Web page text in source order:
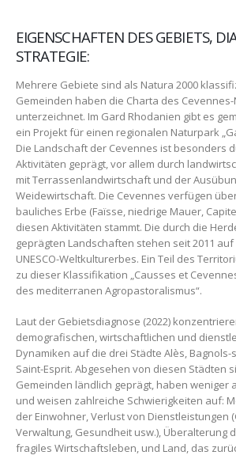
EIGENSCHAFTEN DES GEBIETS,
STRATEGIE:
Mehrere Gebiete sind als Natura 2000
Gemeinden haben die Charta des
unterzeichnet. Im Gard Rhodanien gibt es
ein Projekt für einen regionalen Naturpark
Die Landschaft der Cevennes ist besonders
Aktivitäten geprägt, vor allem durch
mit Terrassenlandwirtschaft und der
Weidewirtschaft. Die Cevennes verfügen
bauliches Erbe (Faïsse, niedrige Mauer,
diesen Aktivitäten stammt. Die durch die
geprägten Landschaften stehen seit 2011
UNESCO-Weltkulturerbes. Ein Teil des
zu dieser Klassifikation „Causses et
des mediterranen Agropastoralismus“.
Laut der Gebietsdiagnose (2022)
demografischen, wirtschaftlichen und
Dynamiken auf die drei Städte Alès, Bagnols-
Saint-Esprit. Abgesehen von diesen Städten
Gemeinden ländlich geprägt, haben weniger
und weisen zahlreiche Schwierigkeiten auf:
der Einwohner, Verlust von Dienstleistungen
Verwaltung, Gesundheit usw.), Überalterung
fragiles Wirtschaftsleben, und Land, das